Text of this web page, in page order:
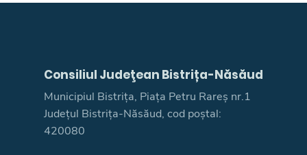
Consiliul Judeţean Bistrița-Năsăud
Municipiul Bistrița, Piața Petru Rareș nr.1
Județul Bistrița-Năsăud, cod poștal:
420080